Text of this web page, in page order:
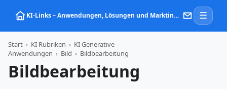
KI‑Links – Anwendungen, Lösungen und Marktinformationen zu Künstlicher Intelligenz ☰
Start › KI Rubriken › KI Generative
Anwendungen › Bild › Bildbearbeitung
Bildbearbeitung